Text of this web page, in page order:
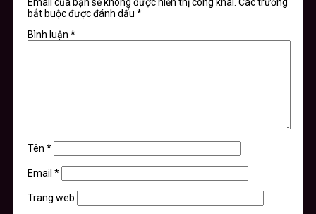
Email của bạn sẽ không được hiển thị công khai. Các trường
bắt buộc được đánh dấu *
Bình luận *
Tên *
Email *
Trang web